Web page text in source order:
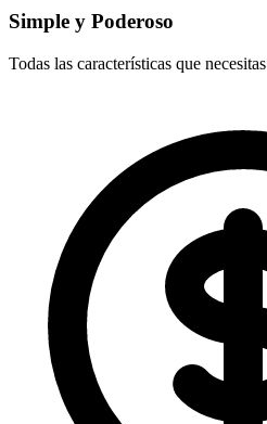
Simple y Poderoso
Todas las características que